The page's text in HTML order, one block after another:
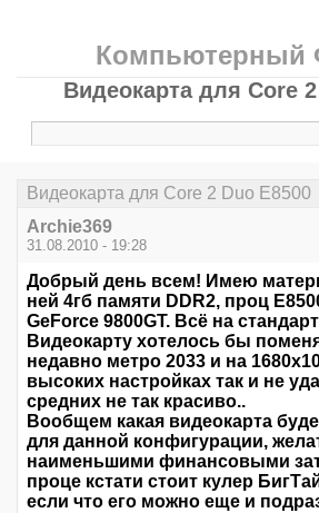
Компьютерный
Видеокарта для Core
Видеокарта для Core 2 Duo E8500
Archie369
31.08.2010 - 19:28
Добрый день всем! Имею
ней 4гб памяти DDR2, проц
GeForce 9800GT. Всё на
Видеокарту хотелось бы
недавно метро 2033 и на
высоких настройках так и не
средних не так красиво..
Вообщем какая видеокарта
для данной конфигурации,
наименьшими финансовыми
проце кстати стоит кулер
если что его можно еще и